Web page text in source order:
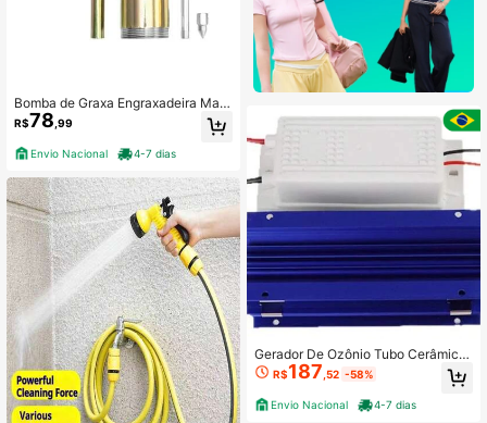
Bomba de Graxa Engraxadeira Man
ual Capacidade 400 Gramas
R$78 ,99
Envio Nacional 4-7 dias
Gerador De Ozônio Tubo Cerâmico
Purificador De Ar
R$187 ,52 -58%
Envio Nacional 4-7 dias